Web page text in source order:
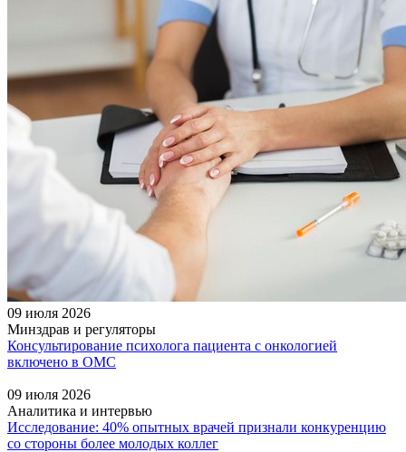
09 июля 2026
Минздрав и регуляторы
Консультирование психолога пациента с онкологией
включено в ОМС
09 июля 2026
Аналитика и интервью
Исследование: 40% опытных врачей признали конкуренцию
со стороны более молодых коллег